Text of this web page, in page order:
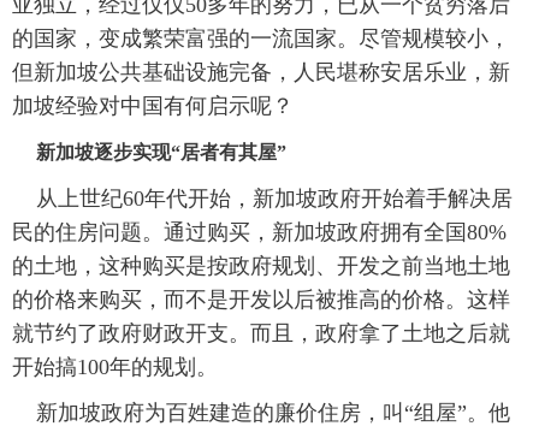
的国家，变成繁荣富强的一流国家。尽管规模较小，
但新加坡公共基础设施完备，人民堪称安居乐业，新
加坡经验对中国有何启示呢？
新加坡逐步实现“居者有其屋”
从上世纪60年代开始，新加坡政府开始着手解决居
民的住房问题。通过购买，新加坡政府拥有全国80%
的土地，这种购买是按政府规划、开发之前当地土地
的价格来购买，而不是开发以后被推高的价格。这样
就节约了政府财政开支。而且，政府拿了土地之后就
开始搞100年的规划。
新加坡政府为百姓建造的廉价住房，叫“组屋”。他